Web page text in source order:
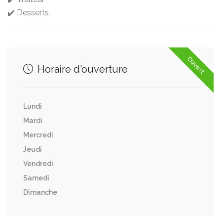
✔️ Desserts
Ouvert
Horaire d'ouverture
Lundi
Mardi
Mercredi
Jeudi
Vendredi
Samedi
Dimanche